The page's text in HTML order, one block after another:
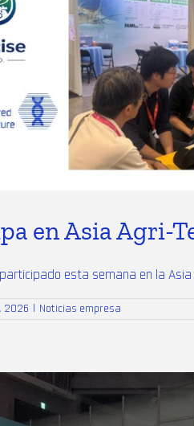
en Asia Agri-
esta semana en la Asia
2026 Noticias empresa